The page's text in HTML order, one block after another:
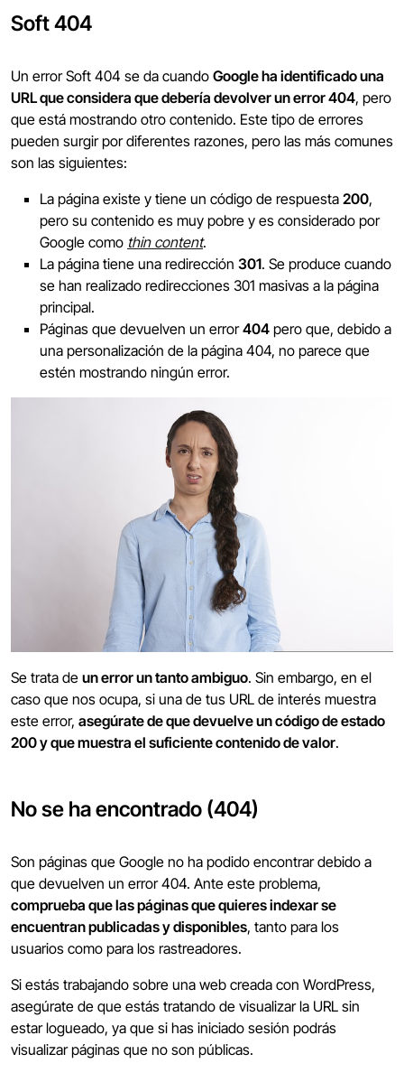
Soft 404
Un error Soft 404 se da cuando Google ha identificado una
URL que considera que debería devolver un error 404, pero
que está mostrando otro contenido. Este tipo de errores
pueden surgir por diferentes razones, pero las más comunes
son las siguientes:
La página existe y tiene un código de respuesta 200,
pero su contenido es muy pobre y es considerado por
Google como thin content.
La página tiene una redirección 301. Se produce cuando
se han realizado redirecciones 301 masivas a la página
principal.
Páginas que devuelven un error404 pero que, debido a
una personalización de la página 404, no parece que
estén mostrando ningún error.
Se trata de un error un tanto ambiguo. Sin embargo, en el
caso que nos ocupa, si una de tus URL de interés muestra
este error, asegúrate de que devuelve un código de estado
200 y que muestra el suficiente contenido de valor.
No se ha encontrado (404)
Son páginas que Google no ha podido encontrar debido a
que devuelven un error 404. Ante este problema,
comprueba que las páginas que quieres indexar se
encuentran publicadas y disponibles, tanto para los
usuarios como para los rastreadores.
Si estás trabajando sobre una web creada con WordPress,
asegúrate de que estás tratando de visualizar la URL sin
estar logueado, ya que si has iniciado sesión podrás
visualizar páginas que no son públicas.